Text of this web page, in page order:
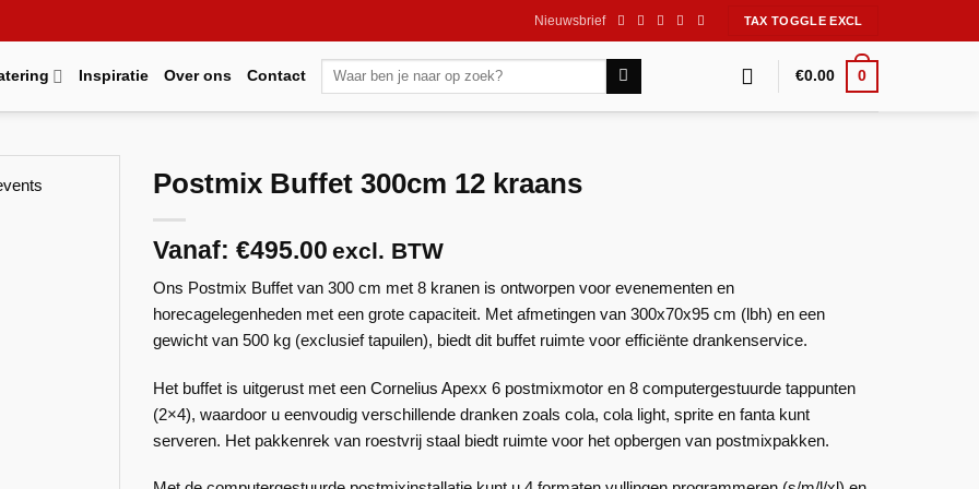
Nieuwsbrief
Inspiratie Over ons Contact
Zoeken
€0.00 0
Postmix Buffet 300cm 12 kraans
Vanaf: €495.00 excl. BTW
Ons Postmix Buffet van 300 cm met 8 kranen is ontworpen voor evenementen en
horecagelegenheden met een grote capaciteit. Met afmetingen van 300x70x95 cm (lbh) en een
gewicht van 500 kg (exclusief tapuilen), biedt dit buffet ruimte voor efficiënte drankenservice.
Het buffet is uitgerust met een Cornelius Apexx 6 postmixmotor en 8 computergestuurde tappunten
(2×4), waardoor u eenvoudig verschillende dranken zoals cola, cola light, sprite en fanta kunt
serveren. Het pakkenrek van roestvrij staal biedt ruimte voor het opbergen van postmixpakken.